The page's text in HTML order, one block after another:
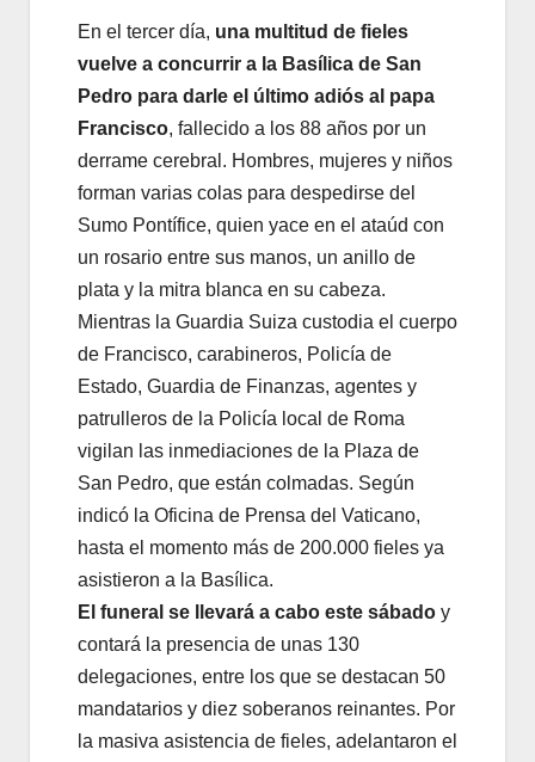
En el tercer día, una multitud de fieles
vuelve a concurrir a la Basílica de San
Pedro para darle el último adiós al papa
Francisco, fallecido a los 88 años por un
derrame cerebral. Hombres, mujeres y niños
forman varias colas para despedirse del
Sumo Pontífice, quien yace en el ataúd con
un rosario entre sus manos, un anillo de
plata y la mitra blanca en su cabeza.
Mientras la Guardia Suiza custodia el cuerpo
de Francisco, carabineros, Policía de
Estado, Guardia de Finanzas, agentes y
patrulleros de la Policía local de Roma
vigilan las inmediaciones de la Plaza de
San Pedro, que están colmadas. Según
indicó la Oficina de Prensa del Vaticano,
hasta el momento más de 200.000 fieles ya
asistieron a la Basílica.
El funeral se llevará a cabo este sábado y
contará la presencia de unas 130
delegaciones, entre los que se destacan 50
mandatarios y diez soberanos reinantes. Por
la masiva asistencia de fieles, adelantaron el